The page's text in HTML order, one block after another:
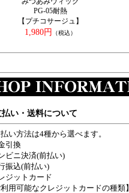
PG-05耐熱
【プチコサージュ】
1,980円
（税込）
払い・送料について
い方法は4種から選べます。
引換
ビニ決済(前払い)
振込(前払い)
ジットカード
利用可能なクレジットカードの種類】